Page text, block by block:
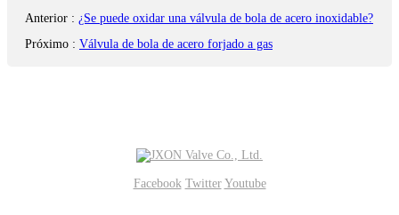
Anterior : ¿Se puede oxidar una válvula de bola de acero inoxidable?
Próximo : Válvula de bola de acero forjado a gas
Facebook Twitter Youtube